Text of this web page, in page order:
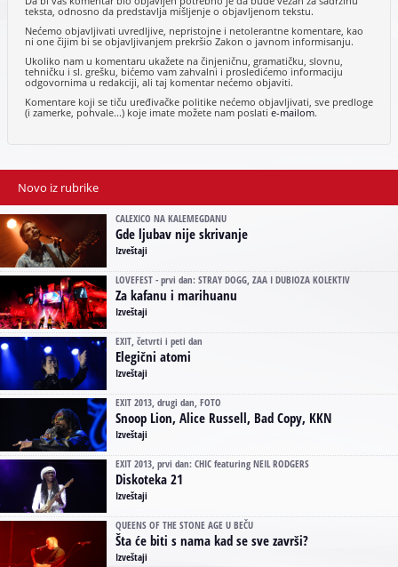
teksta, odnosno da predstavlja mišljenje o objavljenom tekstu.
Nećemo objavljivati uvredljive, nepristojne i netolerantne komentare, kao
ni one čijim bi se objavljivanjem prekršio Zakon o javnom informisanju.
Ukoliko nam u komentaru ukažete na činjeničnu, gramatičku, slovnu,
tehničku i sl. grešku, bićemo vam zahvalni i prosledićemo informaciju
odgovornima u redakciji, ali taj komentar nećemo objaviti.
Komentare koji se tiču uređivačke politike nećemo objavljivati, sve predloge
(i zamerke, pohvale...) koje imate možete nam poslatie-mailom.
Novo iz rubrike
CALEXICO NA KALEMEGDANU
Gde ljubav nije skrivanje
Izveštaji
LOVEFEST - prvi dan: STRAY DOGG, ZAA I DUBIOZA KOLEKTIV
Za kafanu i marihuanu
Izveštaji
EXIT, četvrti i peti dan
Elegični atomi
Izveštaji
EXIT 2013, drugi dan, FOTO
Snoop Lion, Alice Russell, Bad Copy, KKN
Izveštaji
EXIT 2013, prvi dan: CHIC featuring NEIL RODGERS
Diskoteka 21
Izveštaji
QUEENS OF THE STONE AGE U BEČU
Šta će biti s nama kad se sve završi?
Izveštaji